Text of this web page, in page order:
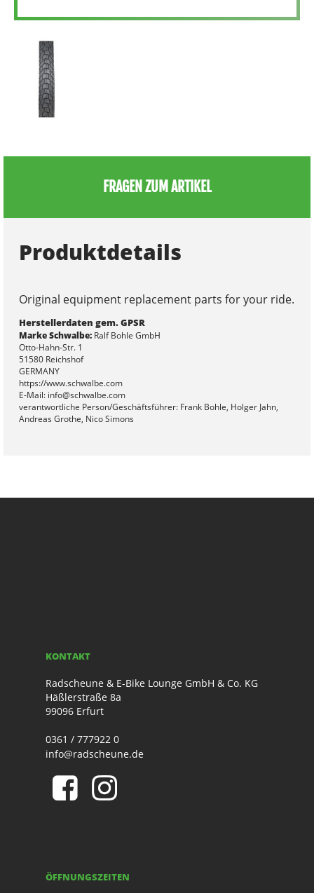
FRAGEN ZUM ARTIKEL
Produktdetails
Original equipment replacement parts for your ride.
Herstellerdaten gem. GPSR
Marke Schwalbe:Ralf Bohle GmbH
Otto-Hahn-Str. 1
51580 Reichshof
GERMANY
https://www.schwalbe.com
E-Mail: info@schwalbe.com
verantwortliche Person/Geschäftsführer: Frank Bohle, Holger Jahn,
Andreas Grothe, Nico Simons
KONTAKT
Radscheune & E-Bike Lounge GmbH & Co. KG
Häßlerstraße 8a
99096 Erfurt
0361 / 777922 0
info@radscheune.de
ÖFFNUNGSZEITEN